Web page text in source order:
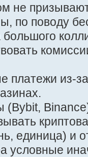
не
по поводу
платежи из-
(Bybit,
единица) и
условные